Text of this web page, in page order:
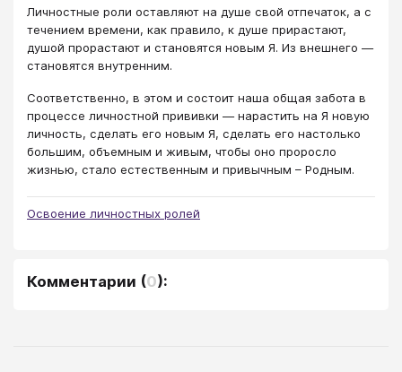
Личностные роли оставляют на душе свой отпечаток, а с
течением времени, как правило, к душе прирастают,
душой прорастают и становятся новым Я. Из внешнего —
становятся внутренним.
Соответственно, в этом и состоит наша общая забота в
процессе личностной прививки — нарастить на Я новую
личность, сделать его новым Я, сделать его настолько
большим, объемным и живым, чтобы оно проросло
жизнью, стало естественным и привычным – Родным.
Освоение личностных ролей
Комментарии (0):